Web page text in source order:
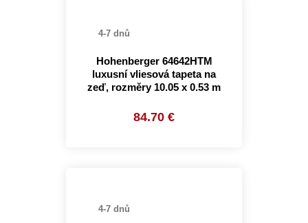
4-7 dnů
Hohenberger 64642HTM
luxusní vliesová tapeta na
zeď, rozměry 10.05 x 0.53 m
84.70 €
4-7 dnů